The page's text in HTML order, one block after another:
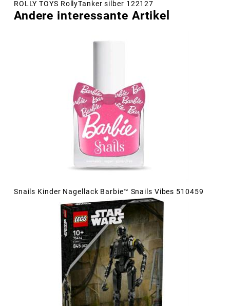
ROLLY TOYS RollyTanker silber 122127
Andere interessante Artikel
Snails Kinder Nagellack Barbie™ Snails Vibes 510459